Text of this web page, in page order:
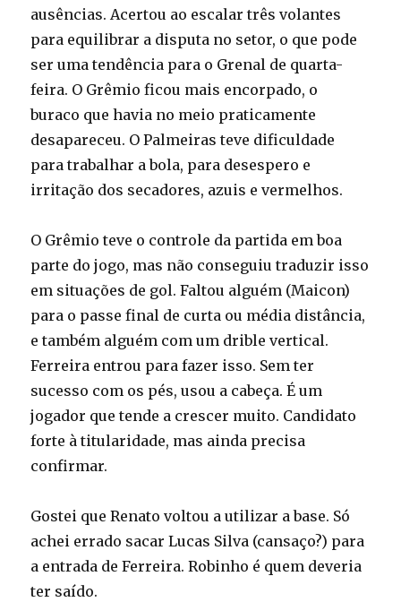
ausências. Acertou ao escalar três volantes
para equilibrar a disputa no setor, o que pode
ser uma tendência para o Grenal de quarta-
feira. O Grêmio ficou mais encorpado, o
buraco que havia no meio praticamente
desapareceu. O Palmeiras teve dificuldade
para trabalhar a bola, para desespero e
irritação dos secadores, azuis e vermelhos.
O Grêmio teve o controle da partida em boa
parte do jogo, mas não conseguiu traduzir isso
em situações de gol. Faltou alguém (Maicon)
para o passe final de curta ou média distância,
e também alguém com um drible vertical.
Ferreira entrou para fazer isso. Sem ter
sucesso com os pés, usou a cabeça. É um
jogador que tende a crescer muito. Candidato
forte à titularidade, mas ainda precisa
confirmar.
Gostei que Renato voltou a utilizar a base. Só
achei errado sacar Lucas Silva (cansaço?) para
a entrada de Ferreira. Robinho é quem deveria
ter saído.